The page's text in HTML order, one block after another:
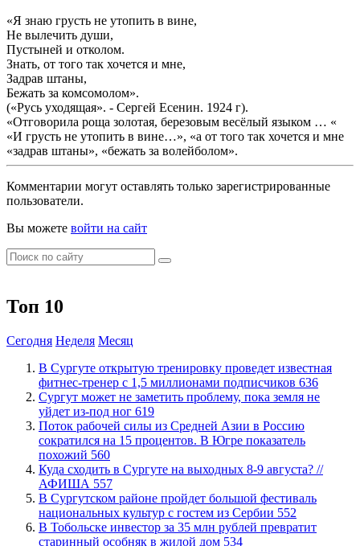
«Я знаю грусть не утопить в вине,
Не вылечить души,
Пустыней и отколом.
Знать, от того так хочется и мне,
Задрав штаны,
Бежать за комсомолом».
(«Русь уходящая». - Сергей Есенин. 1924 г).
«Отговорила роща золотая, березовым весёлый языком … «
«И грусть не утопить в вине…», «а от того так хочется и мне
«задрав штаны», «бежать за волейболом».
Комментарии могут оставлять только зарегистрированные
пользователи.
Вы можете войти на сайт
Топ 10
Сегодня Неделя Месяц
В Сургуте открытую тренировку проведет известная
фитнес-тренер с 1,5 миллионами подписчиков 636
Сургут может не заметить проблему, пока земля не
уйдет из-под ног 619
Поток рабочей силы из Средней Азии в Россию
сократился на 15 процентов. В Югре показатель
похожий 560
​Куда сходить в Сургуте на выходных 8-9 августа? //
АФИША 557
В Сургутском районе пройдет большой фестиваль
национальных культур с гостем из Сербии 552
В Тобольске инвестор за 35 млн рублей превратит
старинный особняк в жилой дом 534